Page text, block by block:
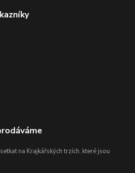
na Krajkářských trzích, které jsou